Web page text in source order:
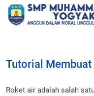
Tutorial Membuat
Roket air adalah salah